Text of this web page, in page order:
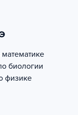
биологии
физике